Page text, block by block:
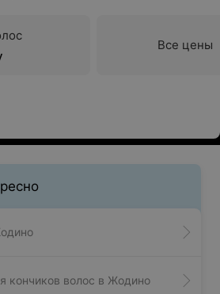
Все цены
кончиков волос в Жодино